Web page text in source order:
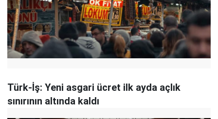
Türk-İş: Yeni asgari ücret ilk ayda açlık
sınırının altında kaldı